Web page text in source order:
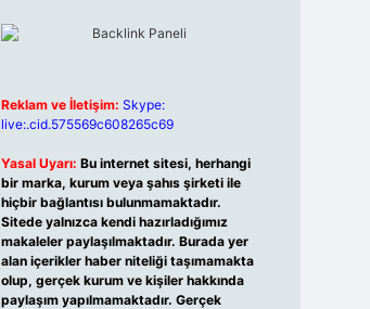
Reklam ve İletişim: Skype:
live:.cid.575569c608265c69
Yasal Uyarı: Bu internet sitesi, herhangi
bir marka, kurum veya şahıs şirketi ile
hiçbir bağlantısı bulunmamaktadır.
Sitede yalnızca kendi hazırladığımız
makaleler paylaşılmaktadır. Burada yer
alan içerikler haber niteliği taşımamakta
olup, gerçek kurum ve kişiler hakkında
paylaşım yapılmamaktadır. Gerçek